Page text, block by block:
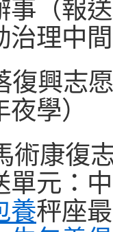
事（報
治理中
復興志
學）
術康復
單元：
養秤座